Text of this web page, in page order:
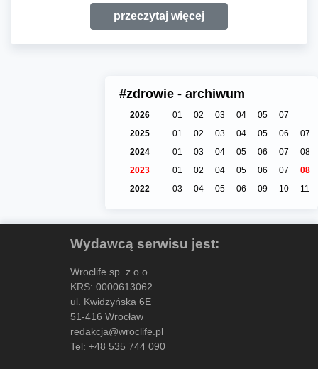
przeczytaj więcej
#zdrowie - archiwum
2026 01 02 03 04 05
07
2025
01 02 03 04 05 06
07
2024
01 03 04 05 06 07
08
2023
01 02 04 05 06 07
08
2022
03 04 05 06 09 10 11
Wydawcą serwisu jest:
Wroclife sp. z o.o.
KRS: 0000613062
ul. Kwidzyńska 6E
51-416 Wrocław
redakcja@wroclife.pl
Tel: +48 535 744 090